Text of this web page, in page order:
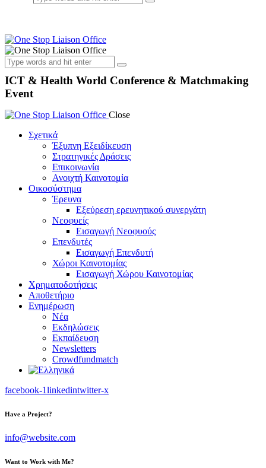
ICT & Health World Conference & Matchmaking
Event
Close
Σχετικά
Έξυπνη Εξειδίκευση
Στρατηγικές Δράσεις
Επικοινωνία
Ανοιχτή Καινοτομία
Οικοσύστημα
Έρευνα
Εξεύρεση ερευνητικού συνεργάτη
Νεοφυείς
Εισαγωγή Νεοφυούς
Επενδυτές
Εισαγωγή Επενδυτή
Χώροι Καινοτομίας
Εισαγωγή Χώρου Καινοτομίας
Χρηματοδοτήσεις
Αποθετήριο
Ενημέρωση
Νέα
Εκδηλώσεις
Εκπαίδευση
Newsletters
Crowdfundmatch
facebook-1linkedintwitter-x
Have a Project?
info@website.com
Want to Work with Me?